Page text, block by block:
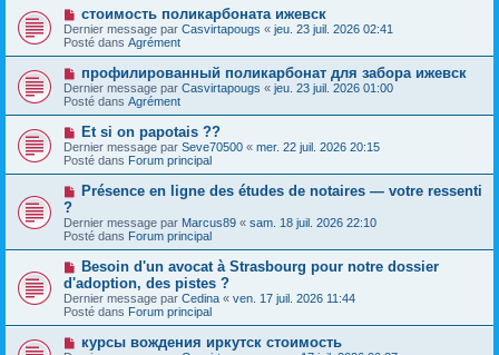
s
a
g
e
a
u
m
e
s
s
a
g
e
N
o
u
v
a
u
m
e
s
a
g
e
стоимость поликарбоната ижевск
Dernier message par Casvirtapougs « jeu. 23 juil. 2026 02:41
Posté dans Agrément
N
o
u
v
e
a
u
m
e
g
e
профилированный поликарбонат для забора ижевск
Dernier message par Casvirtapougs « jeu. 23 juil. 2026 01:00
Posté dans Agrément
N
o
u
v
e
a
m
e
s
s
a
g
e
Et si on papotais ??
Dernier message par Seve70500 « mer. 22 juil. 2026 20:15
Posté dans Forum principal
N
v
e
a
m
e
s
g
Présence en ligne des études de notaires — votre ressenti
?
Dernier message par Marcus89 « sam. 18 juil. 2026 22:10
Posté dans Forum principal
N
u
v
e
a
u
Besoin d'un avocat à Strasbourg pour notre dossier
d'adoption, des pistes ?
Dernier message par Cedina « ven. 17 juil. 2026 11:44
Posté dans Forum principal
N
o
курсы вождения иркутск стоимость